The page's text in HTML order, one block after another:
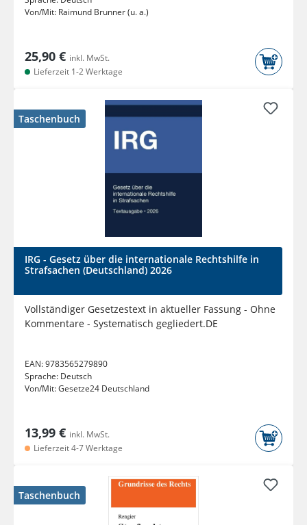
Von/Mit: Raimund Brunner (u. a.)
25,90 € inkl. MwSt.
Lieferzeit 1-2 Werktage
Taschenbuch
IRG - Gesetz über die internationale Rechtshilfe in
Strafsachen (Deutschland) 2026
Vollständiger Gesetzestext in aktueller Fassung - Ohne
Kommentare - Systematisch gegliedert.DE
EAN:9783565279890
Sprache: Deutsch
Von/Mit:Gesetze24 Deutschland
13,99 € inkl. MwSt.
Lieferzeit 4-7 Werktage
Taschenbuch